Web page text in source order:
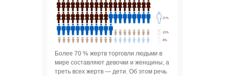
Более 70 % жертв торговли людьми в
мире составляют девочки и женщины, а
треть всех жертв — дети. Об этом речь